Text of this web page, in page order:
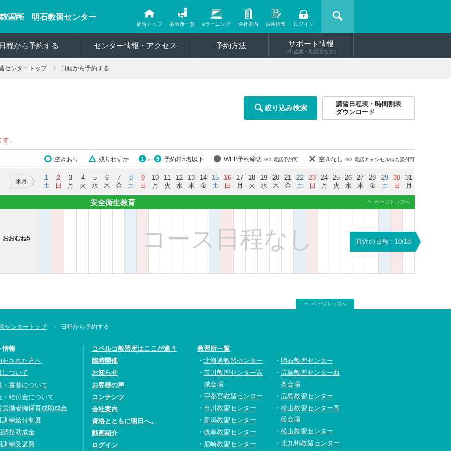
明石教習センター
総合トップ 教習所一覧 eラーニング 会社案内 採用情報 ログイン
程から予約する センター情報・アクセス 予約方法 サポート情報
（申込書・助成金など）
センタートップ 日程から予約する
絞り込み検索
講習日程表・時間割表
ダウンロード
。
空きあり 残りわずか 1 ～ 5 予約枠5名以下 WEB予約締切 ※1 電話予約可 空きなし ※2 電話キャンセル待ち受付可
来月
1
土
2
日
3
月
4
火
5
水
6
木
7
金
8
土
9
日
10
月
11
火
12
水
13
木
14
金
15
土
16
日
17
月
18
火
19
水
20
木
21
金
22
土
23
日
24
月
25
火
26
水
27
木
28
金
29
土
30
日
31
月
安全衛生教育 ページトップへ
おおむね5 コース日程なし 直近の日程 : 10/18
ページトップへ
センタートップ 日程から予約する
情報
をされた方へ
について
・書替について
・給付金について
労働者確保育成助成金
訓練給付制度
調整助成金
訓練受講費
コベルコ教習所はここが違う
臨時開催
お知らせ
お客様の声
コンテンツ
会社案内
資格とともに明日へ。
動画紹介
ログイン
教習所一覧
北海道教習センター
市川教習センター宮
城会場
宇都宮教習センター
市川教習センター
新潟教習センター
岐阜教習センター
尼崎教習センター
明石教習センター
広島教習センター西
条会場
広島教習センター
松山教習センター高
松会場
松山教習センター
北九州教習センター